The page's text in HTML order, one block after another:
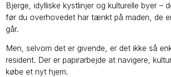
Bjerge, idylliske kystlinjer og kulturelle byer –
før du overhovedet har tænkt på maden, de
går.
Men, selvom det er givende, er det ikke så
resident. Der er papirarbejde at navigere,
købe et nyt hjem.